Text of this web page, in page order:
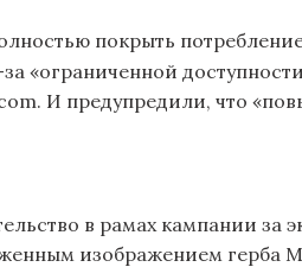
покрыть
«ограниченной
И предупредили, что
в рамах кампании за
изображением герба